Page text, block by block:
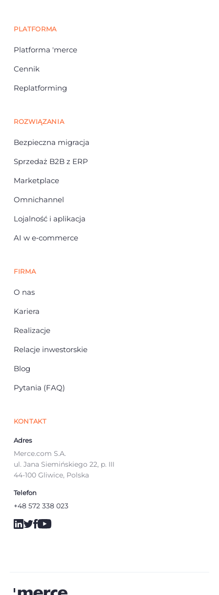
PLATFORMA
Platforma 'merce
Cennik
Replatforming
ROZWIĄZANIA
Bezpieczna migracja
Sprzedaż B2B z ERP
Marketplace
Omnichannel
Lojalność i aplikacja
AI w e‑commerce
FIRMA
O nas
Kariera
Realizacje
Relacje inwestorskie
Blog
Pytania (FAQ)
KONTAKT
Adres
Merce.com S.A.
ul. Jana Siemińskiego 22, p. III
44-100 Gliwice, Polska
Telefon
+48 572 338 023